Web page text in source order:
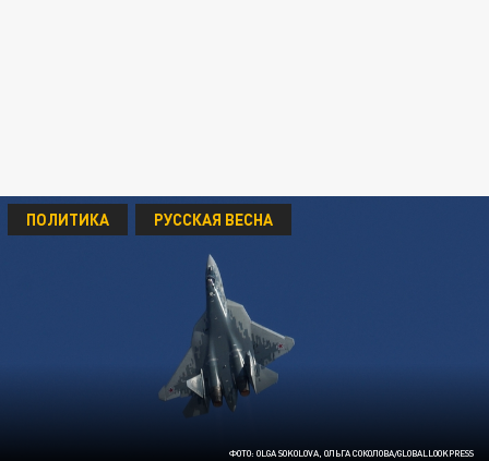
ФОТО: OLGA SOKOLOVA, ОЛЬГА СОКОЛОВА/GLOBALLOOKPRESS
ПОЛИТИКА РУССКАЯ ВЕСНА